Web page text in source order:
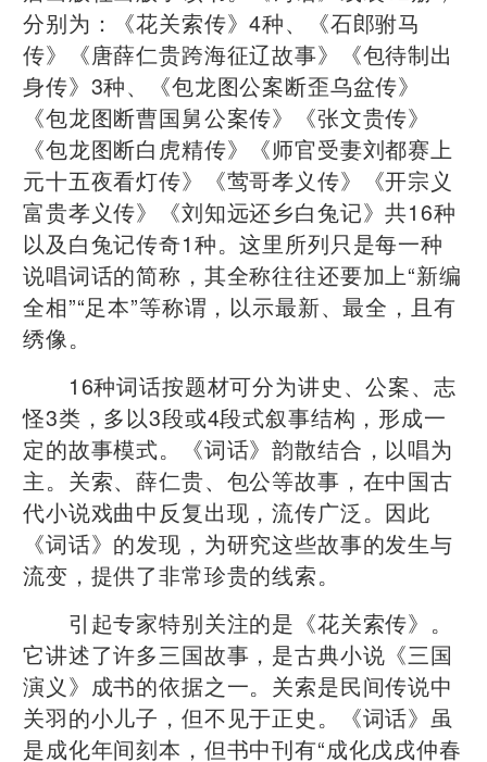
分别为：《花关索传》4种、《石郎驸马
传》《唐薛仁贵跨海征辽故事》《包待制出
身传》3种、《包龙图公案断歪乌盆传》
《包龙图断曹国舅公案传》《张文贵传》
《包龙图断白虎精传》《师官受妻刘都赛上
元十五夜看灯传》《莺哥孝义传》《开宗义
富贵孝义传》《刘知远还乡白兔记》共16种
以及白兔记传奇1种。这里所列只是每一种
说唱词话的简称，其全称往往还要加上“新编
全相”“足本”等称谓，以示最新、最全，且有
绣像。
16种词话按题材可分为讲史、公案、志
怪3类，多以3段或4段式叙事结构，形成一
定的故事模式。《词话》韵散结合，以唱为
主。关索、薛仁贵、包公等故事，在中国古
代小说戏曲中反复出现，流传广泛。因此
《词话》的发现，为研究这些故事的发生与
流变，提供了非常珍贵的线索。
引起专家特别关注的是《花关索传》。
它讲述了许多三国故事，是古典小说《三国
演义》成书的依据之一。关索是民间传说中
关羽的小儿子，但不见于正史。《词话》虽
是成化年间刻本，但书中刊有“成化戊戌仲春